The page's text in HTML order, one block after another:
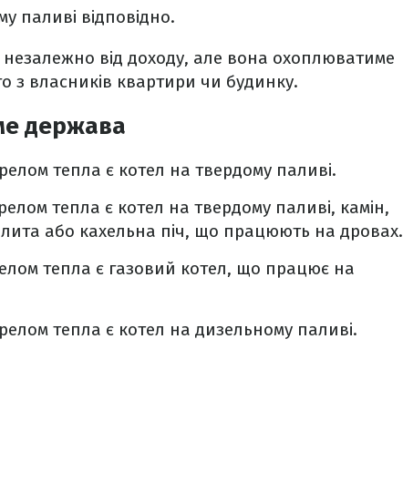
паливі відповідно.
від доходу, але вона охоплюватиме
з власників квартири чи будинку.
держава
тепла є котел на твердому паливі.
тепла є котел на твердому паливі, камін,
або кахельна піч, що працюють на дровах.
тепла є газовий котел, що працює на
тепла є котел на дизельному паливі.